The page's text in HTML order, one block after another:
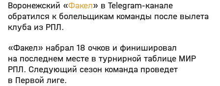
Воронежский «Факел» в Telegram‑канале
обратился к болельщикам команды после вылета
клуба из РПЛ.
«Факел» набрал 18 очков и финишировал
на последнем месте в турнирной таблице МИР
РПЛ. Следующий сезон команда проведет
в Первой лиге.